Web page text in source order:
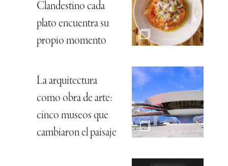
Clandestino cada
plato encuentra su
propio momento
La arquitectura
como obra de arte:
cinco museos que
cambiaron el paisaje